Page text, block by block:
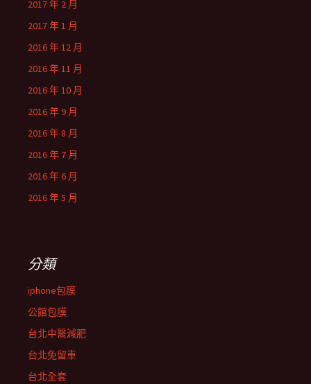
2017 年 2 月
2017 年 1 月
2016 年 12 月
2016 年 11 月
2016 年 10 月
2016 年 9 月
2016 年 8 月
2016 年 7 月
2016 年 6 月
2016 年 5 月
分類
iphone包膜
公館包膜
台北中醫減肥
台北免留車
台北全套